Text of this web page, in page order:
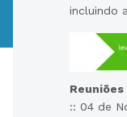
incluindo
:: 04 de